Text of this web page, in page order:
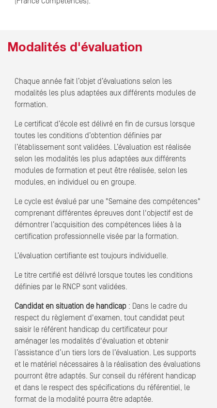
Modalités d'évaluation
Chaque année fait l’objet d’évaluations selon les
modalités les plus adaptées aux différents modules de
formation.
Le certificat d’école est délivré en fin de cursus lorsque
toutes les conditions d’obtention définies par
l’établissement sont validées. L’évaluation est réalisée
selon les modalités les plus adaptées aux différents
modules de formation et peut être réalisée, selon les
modules, en individuel ou en groupe.
Le cycle est évalué par une "Semaine des compétences"
comprenant différentes épreuves dont l'objectif est de
démontrer l’acquisition des compétences liées à la
certification professionnelle visée par la formation.
L’évaluation certifiante est toujours individuelle.
Le titre certifié est délivré lorsque toutes les conditions
définies par le RNCP sont validées.
Candidat en situation de handicap : Dans le cadre du
respect du règlement d'examen, tout candidat peut
saisir le référent handicap du certificateur pour
aménager les modalités d'évaluation et obtenir
l’assistance d’un tiers lors de l’évaluation. Les supports
et le matériel nécessaires à la réalisation des évaluations
pourront être adaptés. Sur conseil du référent handicap
et dans le respect des spécifications du référentiel, le
format de la modalité pourra être adaptée.